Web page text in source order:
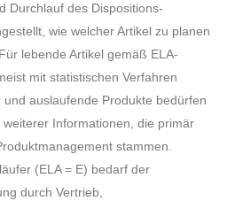
Durchlauf des Dispositions-
wie welcher Artikel zu planen
lebende Artikel gemäß ELA-
mit statistischen Verfahren
auslaufende Produkte bedürfen
Informationen, die primär
stammen.
(ELA = E) bedarf der
durch Vertrieb,